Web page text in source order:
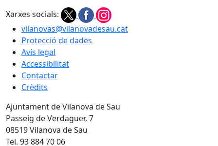
Xarxes socials:
vilanovas@vilanovadesau.cat
Protecció de dades
Avís legal
Accessibilitat
Contactar
Crèdits
Ajuntament de Vilanova de Sau
Passeig de Verdaguer, 7
08519 Vilanova de Sau
Tel. 93 884 70 06